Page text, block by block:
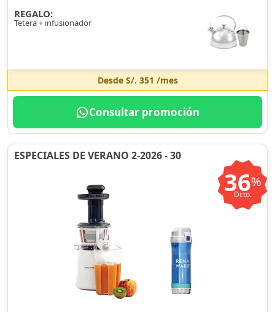
REGALO:
Tetera + infusionador
Desde S/. 351 /mes
Consultar promoción
ESPECIALES DE VERANO 2-2026 - 30
36%
Dcto.